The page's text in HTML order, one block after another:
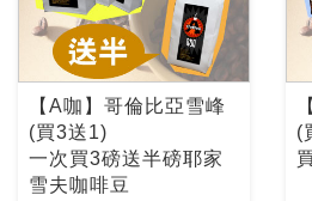
【A咖】哥倫比亞雪峰
(買3送1)
一次買3磅送半磅耶家
雪夫咖啡豆
(